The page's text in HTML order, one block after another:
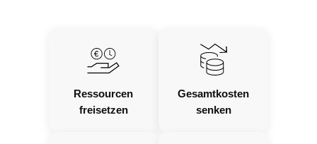
Ressourcen
freisetzen
Gesamtkosten
senken